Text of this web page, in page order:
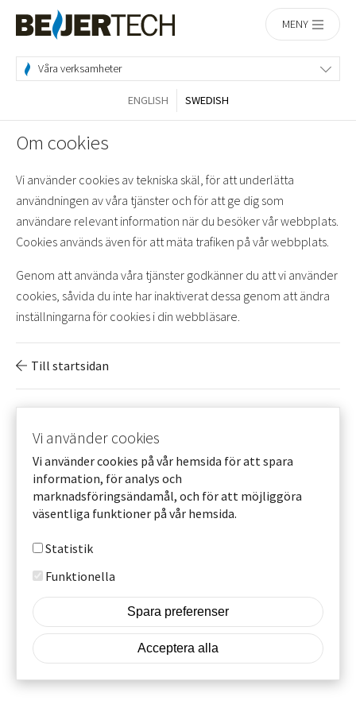
Hem
MENY
ENGLISH SWEDISH
Våra verksamheter
Om cookies
Vi använder cookies av tekniska skäl, för att underlätta
användningen av våra tjänster och för att ge dig som
användare relevant information när du besöker vår webbplats.
Cookies används även för att mäta trafiken på vår webbplats.
Genom att använda våra tjänster godkänner du att vi använder
cookies, såvida du inte har inaktiverat dessa genom att ändra
inställningarna för cookies i din webbläsare.
Till startsidan
Footer
Cookie settings
Om cookies
Vår GDPR policy
Vi använder cookies
Vi använder cookies på vår hemsida för att spara
information, för analys och
marknadsföringsändamål, och för att möjliggöra
väsentliga funktioner på vår hemsida.
Statistik
Funktionella
Spara preferenser
Acceptera alla
Dra tillbaka medgivande